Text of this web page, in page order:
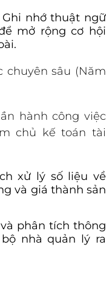
Ghi nhớ thuật ngữ
mở rộng cơ hội
chuyên sâu (Năm
hành công việc
chủ kế toán tài
xử lý số liệu về
và giá thành sản
phân tích thông
nhà quản lý ra